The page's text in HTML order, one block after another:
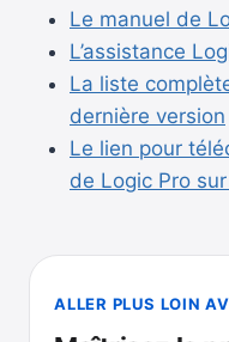
Le manuel de
L’assistance
La liste
dernière version
Le lien pour
de Logic Pro
ALLER PLUS LOIN